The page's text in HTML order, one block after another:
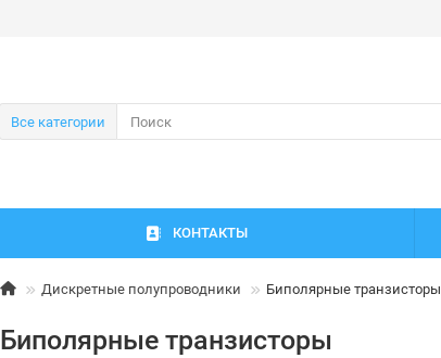
Все категории
КОНТАКТЫ
Дискретные полупроводники Биполярные транзисторы
Биполярные транзисторы